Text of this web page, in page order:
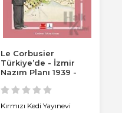
Le Corbusier
Türkiye’de - İzmir
Nazım Planı 1939 -
Kırmızı Kedi Yayınevi